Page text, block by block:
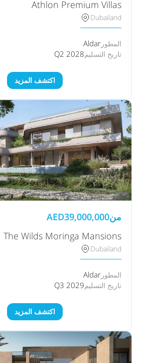
Athlon Premium Villas
Dubailand
المطور Aldar
تاريخ التسليمQ2 2028
اكتشف المزيد
من AED39,000,000
The Wilds Moringa Mansions
Dubailand
المطور Aldar
تاريخ التسليمQ3 2029
اكتشف المزيد